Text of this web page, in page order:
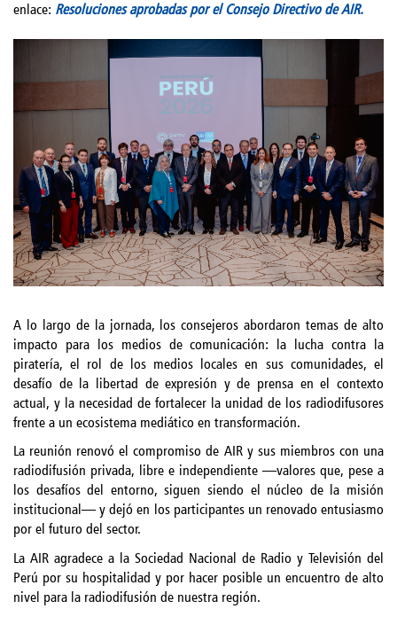
enlace: Resoluciones aprobadas por el Consejo Directivo de AIR.
A lo largo de la jornada, los consejeros abordaron temas de alto
impacto para los medios de comunicación: la lucha contra la
piratería, el rol de los medios locales en sus comunidades, el
desafío de la libertad de expresión y de prensa en el contexto
actual, y la necesidad de fortalecer la unidad de los radiodifusores
frente a un ecosistema mediático en transformación.
La reunión renovó el compromiso de AIR y sus miembros con una
radiodifusión privada, libre e independiente —valores que, pese a
los desafíos del entorno, siguen siendo el núcleo de la misión
institucional— y dejó en los participantes un renovado entusiasmo
por el futuro del sector.
La AIR agradece a la Sociedad Nacional de Radio y Televisión del
Perú por su hospitalidad y por hacer posible un encuentro de alto
nivel para la radiodifusión de nuestra región.